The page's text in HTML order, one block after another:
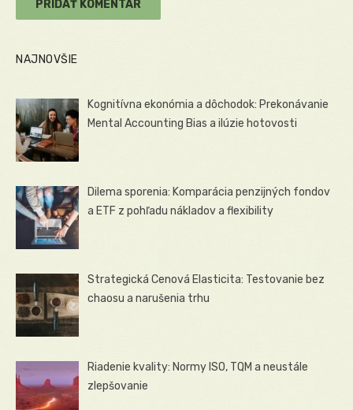
NAJNOVŠIE
Kognitívna ekonómia a dôchodok: Prekonávanie
Mental Accounting Bias a ilúzie hotovosti
Dilema sporenia: Komparácia penzijných fondov
a ETF z pohľadu nákladov a flexibility
Strategická Cenová Elasticita: Testovanie bez
chaosu a narušenia trhu
Riadenie kvality: Normy ISO, TQM a neustále
zlepšovanie